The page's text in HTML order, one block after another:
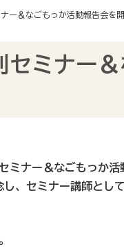
ー＆なごもっか活動報告会を
セミナー
ミナー＆なごもっか活
、セミナー講師とし